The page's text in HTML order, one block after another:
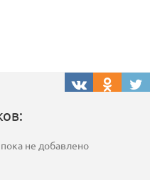
не добавлено